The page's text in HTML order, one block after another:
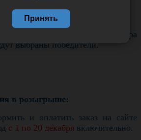
25 декабря 2017 года
с помощью генератора
выбраны победители.
в розыгрыше:
и оплатить заказ на сайте
с 1 по 20 декабря включительно.
Принять